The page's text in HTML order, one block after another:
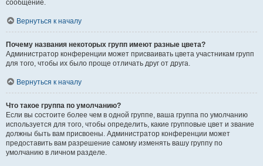
сообщение.
Вернуться к началу
Почему названия некоторых групп имеют разные цвета?
Администратор конференции может присваивать цвета участникам групп
для того, чтобы их было проще отличать друг от друга.
Вернуться к началу
Что такое группа по умолчанию?
Если вы состоите более чем в одной группе, ваша группа по умолчанию
используется для того, чтобы определить, какие групповые цвет и звание
должны быть вам присвоены. Администратор конференции может
предоставить вам разрешение самому изменять вашу группу по
умолчанию в личном разделе.